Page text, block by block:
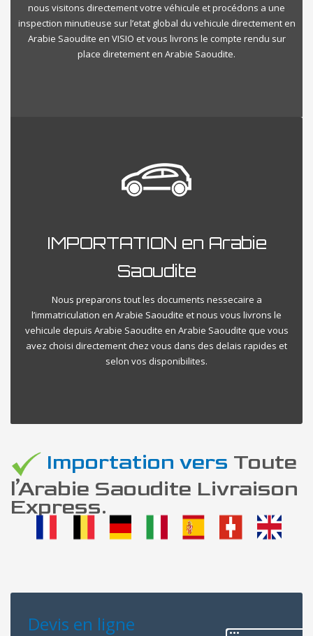
nous visitons directement votre véhicule et procédons a une
inspection minutieuse sur l’etat global du vehicule directement en
Arabie Saoudite en VISIO et vous livrons le compte rendu sur
place diretement en Arabie Saoudite.
IMPORTATION en Arabie
Saoudite
Nous preparons tout les documents nessecaire a
l’immatriculation en Arabie Saoudite et nous vous livrons le
vehicule depuis Arabie Saoudite en Arabie Saoudite que vous
avez choisi directement chez vous dans des delais rapides et
selon vos disponibilites.
Importation vers Toute
l’Arabie Saoudite Livraison
Express.
Devis en ligne